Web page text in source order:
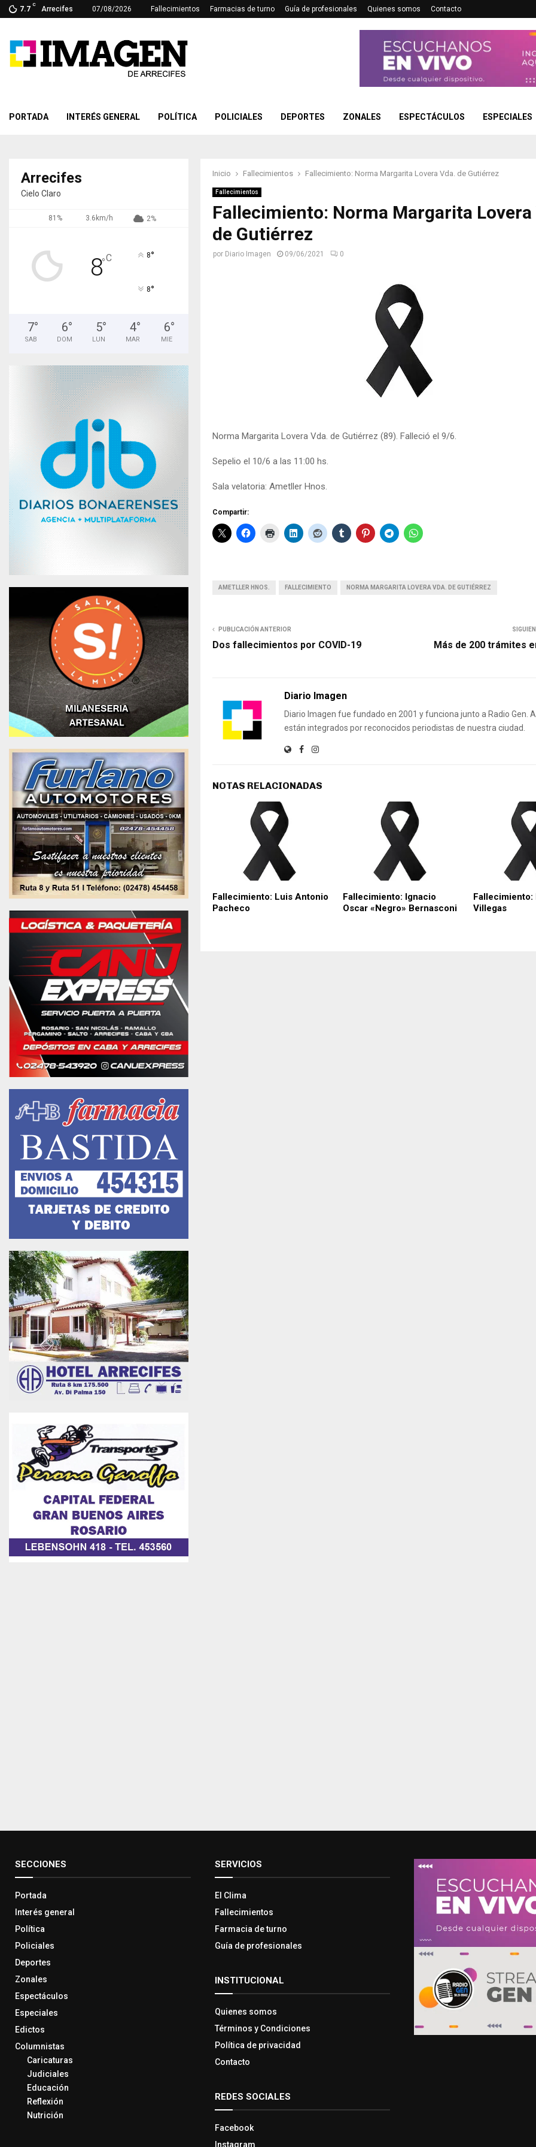
7.7
C
Arrecifes 07/08/2026 Fallecimientos Farmacias de turno Guía de profesionales Quienes somos Contacto
PORTADA INTERÉS GENERAL POLÍTICA POLICIALES DEPORTES ZONALES ESPECTÁCULOS ESPECIALES
Inicio Fallecimientos Fallecimiento: Norma Margarita Lovera Vda. de Gutiérrez
Fallecimientos
Fallecimiento: Norma Margarita Lovera
de Gutiérrez
por Diario Imagen 09/06/2021 0
Norma Margarita Lovera Vda. de Gutiérrez (89). Falleció el 9/6.
Sepelio el 10/6 a las 11:00 hs.
Sala velatoria: Ametller Hnos.
Compartir:
AMETLLER HNOS. FALLECIMIENTO NORMA MARGARITA LOVERA VDA. DE GUTIÉRREZ
PUBLICACIÓN ANTERIOR
Dos fallecimientos por COVID-19
Más de 200 trámites
Diario Imagen
Diario Imagen fue fundado en 2001 y funciona junto a Radio Gen.
están integrados por reconocidos periodistas de nuestra ciudad.
NOTAS RELACIONADAS
Fallecimiento: Luis Antonio
Pacheco
Fallecimiento: Ignacio
Oscar «Negro» Bernasconi
Fallecimiento:
Villegas
Arrecifes
Cielo Claro
81% 3.6km/h 2%
8°C 8°
8°
7°
SAB
6°
DOM
5°
LUN
4°
MAR
6°
MIE
SECCIONES
Portada
Interés general
Política
Policiales
Deportes
Zonales
Espectáculos
Especiales
Edictos
Columnistas
Caricaturas
Judiciales
Educación
Reflexión
Nutrición
SERVICIOS
El Clima
Fallecimientos
Farmacia de turno
Guía de profesionales
INSTITUCIONAL
Quienes somos
Términos y Condiciones
Política de privacidad
Contacto
REDES SOCIALES
Facebook
Instagram